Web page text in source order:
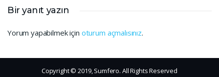
Bir yanıt yazın
Yorum yapabilmek için oturum açmalısınız.
Copyright © 2019, Sumfero. All Rights Reserved